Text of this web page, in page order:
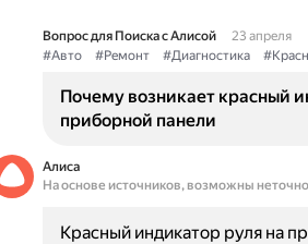
Вопрос для Поиска с Алисой
23 апреля
#Авто
#Ремонт #Диагностика
Почему возникает красный
приборной панели
Алиса
На основе источников, возможны
Красный индикатор руля на